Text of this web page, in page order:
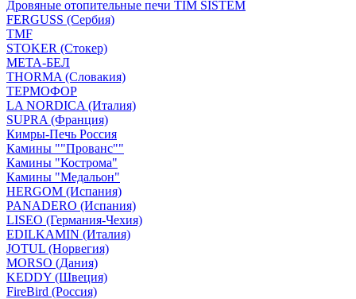
Дровяные отопительные печи TIM SISTEM
FERGUSS (Сербия)
TMF
STOKER (Стокер)
МЕТА-БЕЛ
THORMA (Словакия)
ТЕРМОФОР
LA NORDICA (Италия)
SUPRA (Франция)
Кимры-Печь Россия
Камины ""Прованс""
Камины "Кострома"
Камины "Медальон"
HERGOM (Испания)
PANADERO (Испания)
LISEO (Германия-Чехия)
EDILKAMIN (Италия)
JOTUL (Норвегия)
MORSO (Дания)
KEDDY (Швеция)
FireBird (Россия)